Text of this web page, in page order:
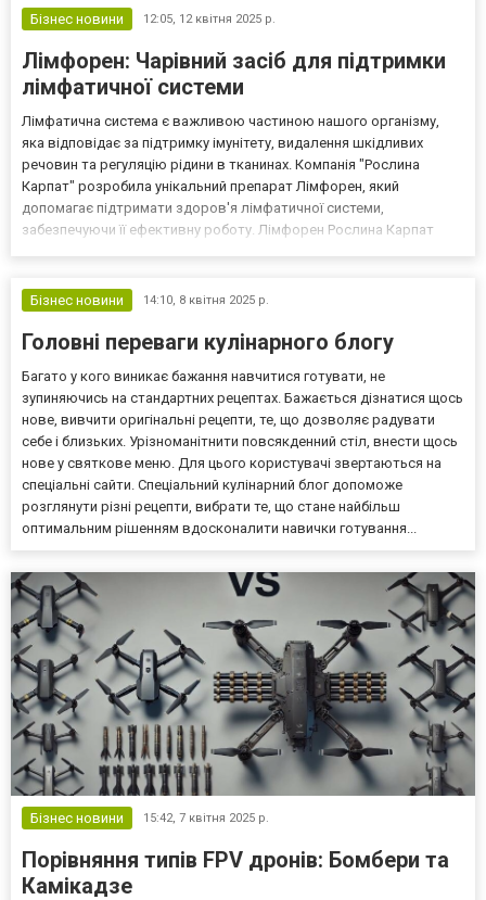
Бізнес новини 12:05, 12 квітня 2025 р.
Лімфорен: Чарівний засіб для підтримки
лімфатичної системи
Лімфатична система є важливою частиною нашого організму,
яка відповідає за підтримку імунітету, видалення шкідливих
речовин та регуляцію рідини в тканинах. Компанія "Рослина
Карпат" розробила унікальний препарат Лімфорен, який
допомагає підтримати здоров'я лімфатичної системи,
забезпечуючи її ефективну роботу. Лімфорен Рослина Карпат
препарату є к...
Бізнес новини 14:10, 8 квітня 2025 р.
Головні переваги кулінарного блогу
Багато у кого виникає бажання навчитися готувати, не
зупиняючись на стандартних рецептах. Бажається дізнатися щось
нове, вивчити оригінальні рецепти, те, що дозволяє радувати
себе і близьких. Урізноманітнити повсякденний стіл, внести щось
нове у святкове меню. Для цього користувачі звертаються на
спеціальні сайти. Спеціальний кулінарний блог допоможе
розглянути різні рецепти, вибрати те, що стане найбільш
оптимальним рішенням вдосконалити навички готування...
Бізнес новини 15:42, 7 квітня 2025 р.
Порівняння типів FPV дронів: Бомбери та
Камікадзе